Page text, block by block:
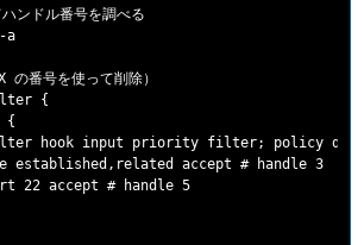
ンドル番号を調べる
a
番号を使って削除）
{
{
hook input priority filter; policy
accept # handle 3
accept # handle 5